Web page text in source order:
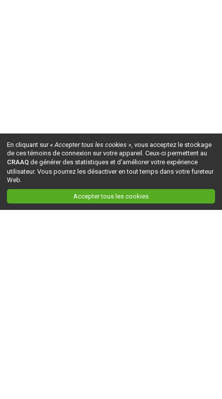
En cliquant sur« Accepter tous les cookies », vous acceptez le stockage
de ces témoins de connexion sur votre appareil. Ceux-ci permettent au
CRAAQ de générer des statistiques et d'améliorer votre expérience
utilisateur. Vous pourrez les désactiver en tout temps dans votre fureteur
Web.
Accepter tous les cookies